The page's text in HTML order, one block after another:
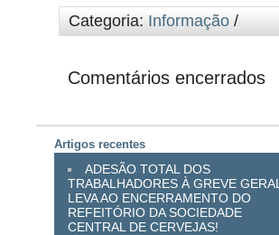
Categoria: Informação /
Comentários encerrados
Artigos recentes
ADESÃO TOTAL DOS
TRABALHADORES À GREVE GERAL
LEVA AO ENCERRAMENTO DO
REFEITÓRIO DA SOCIEDADE
CENTRAL DE CERVEJAS!